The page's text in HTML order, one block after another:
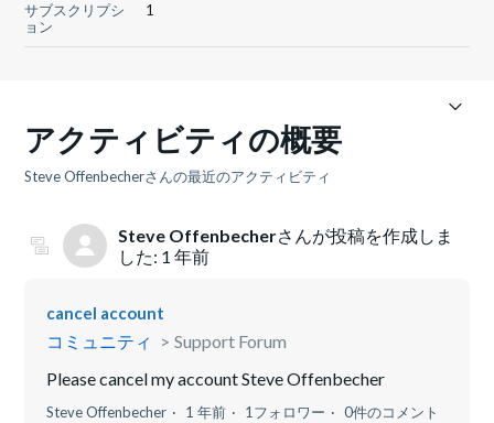
サブスクリプシ
ョン
1
アクティビティの概要
Steve Offenbecherさんの最近のアクティビティ
Steve Offenbecherさんが投稿を作成しま
した: 1 年前
cancel account
コミュニティ
Support Forum
Please cancel my account Steve Offenbecher
Steve Offenbecher 1 年前 1フォロワー 0件のコメント